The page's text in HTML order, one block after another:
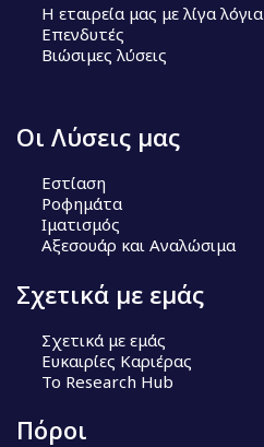
Η εταιρεία μας με λίγα λόγια
Επενδυτές
Βιώσιμες λύσεις
Οι Λύσεις μας
Εστίαση
Ροφημάτα
Ιματισμός
Αξεσουάρ και Αναλώσιμα
Σχετικά με εμάς
Σχετικά με εμάς
Ευκαιρίες Καριέρας
Το Research Hub
Πόροι